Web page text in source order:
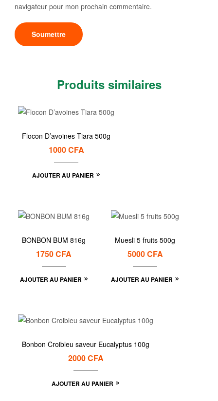
navigateur pour mon prochain commentaire.
Produits similaires
Flocon D’avoines Tiara 500g
1000CFA
AJOUTER AU PANIER
BONBON BUM 816g
1750CFA
AJOUTER AU PANIER
Muesli 5 fruits 500g
5000CFA
AJOUTER AU PANIER
Bonbon Croibleu saveur Eucalyptus 100g
2000CFA
AJOUTER AU PANIER